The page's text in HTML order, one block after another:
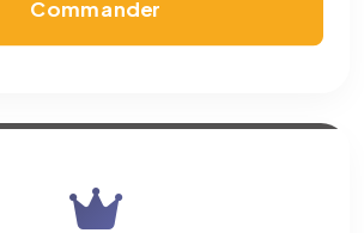
Commander